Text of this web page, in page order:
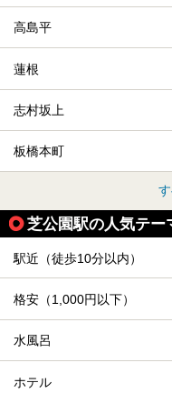
高島平
蓮根
志村坂上
板橋本町
芝公園駅の人気テー
駅近（徒歩10分以内）
格安（1,000円以下）
水風呂
ホテル